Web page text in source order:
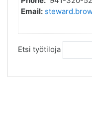
Email:
Etsi työtiloja